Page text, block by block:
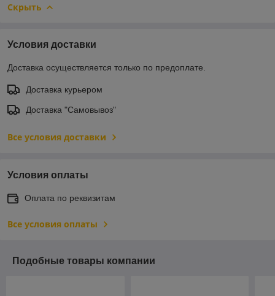
Скрыть
Условия доставки
Доставка осуществляется только по предоплате.
Доставка курьером
Доставка "Самовывоз"
Все условия доставки
Условия оплаты
Оплата по реквизитам
Все условия оплаты
Подобные товары компании